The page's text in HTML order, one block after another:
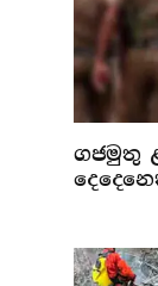
ගජමුතු